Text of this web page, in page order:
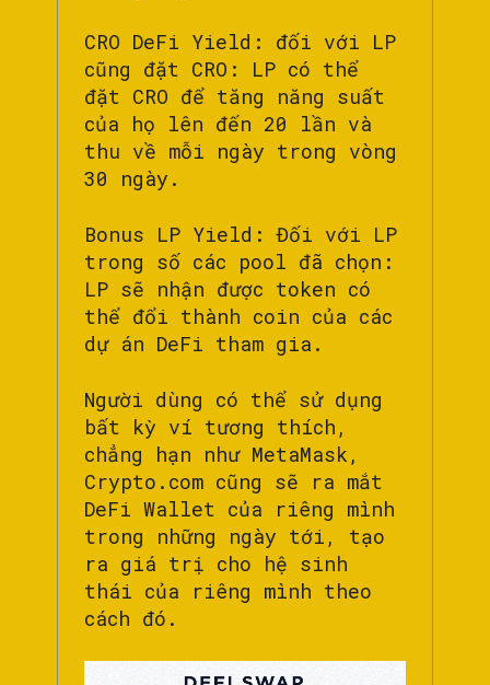
CRO DeFi Yield: đối với LP
cũng đặt CRO: LP có thể
đặt CRO để tăng năng suất
của họ lên đến 20 lần và
thu về mỗi ngày trong vòng
30 ngày.
Bonus LP Yield: Đối với LP
trong số các pool đã chọn:
LP sẽ nhận được token có
thể đổi thành coin của các
dự án DeFi tham gia.
Người dùng có thể sử dụng
bất kỳ ví tương thích,
chẳng hạn như MetaMask,
Crypto.com cũng sẽ ra mắt
DeFi Wallet của riêng mình
trong những ngày tới, tạo
ra giá trị cho hệ sinh
thái của riêng mình theo
cách đó.